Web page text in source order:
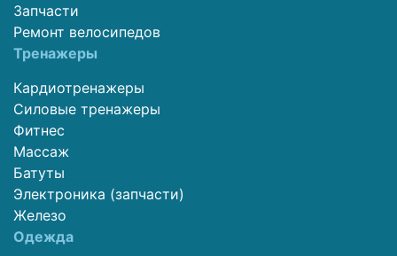
Запчасти
Ремонт велосипедов
Тренажеры
Кардиотренажеры
Силовые тренажеры
Фитнес
Массаж
Батуты
Электроника (запчасти)
Железо
Одежда